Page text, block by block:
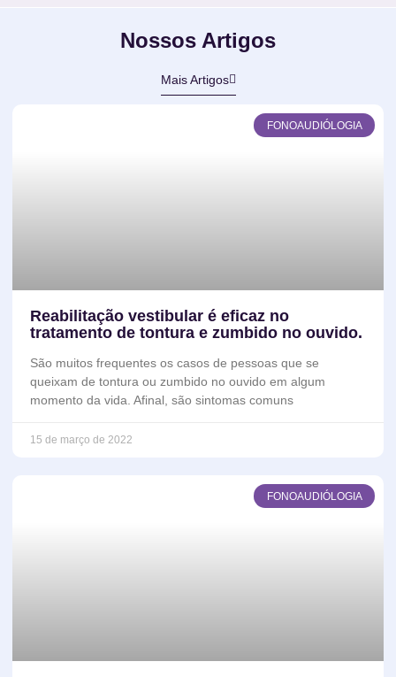
Nossos Artigos
Mais Artigos
FONOAUDIÓLOGIA
Reabilitação vestibular é eficaz no
tratamento de tontura e zumbido no ouvido.
São muitos frequentes os casos de pessoas que se
queixam de tontura ou zumbido no ouvido em algum
momento da vida. Afinal, são sintomas comuns
15 de março de 2022
FONOAUDIÓLOGIA